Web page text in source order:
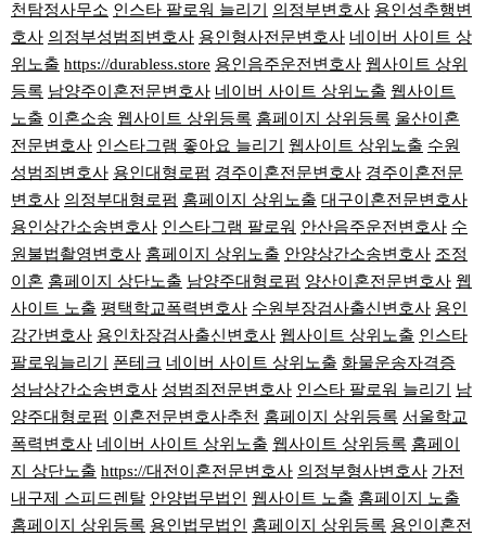
천탐정사무소 인스타 팔로워 늘리기 의정부변호사 용인성추행변
호사 의정부성범죄변호사 용인형사전문변호사 네이버 사이트 상
위노출 https://durabless.store 용인음주운전변호사 웹사이트 상위
등록 남양주이혼전문변호사 네이버 사이트 상위노출 웹사이트
노출 이혼소송 웹사이트 상위등록 홈페이지 상위등록 울산이혼
전문변호사 인스타그램 좋아요 늘리기 웹사이트 상위노출 수원
성범죄변호사 용인대형로펌 경주이혼전문변호사 경주이혼전문
변호사 의정부대형로펌 홈페이지 상위노출 대구이혼전문변호사
용인상간소송변호사 인스타그램 팔로워 안산음주운전변호사 수
원불법촬영변호사 홈페이지 상위노출 안양상간소송변호사 조정
이혼 홈페이지 상단노출 남양주대형로펌 양산이혼전문변호사 웹
사이트 노출 평택학교폭력변호사 수원부장검사출신변호사 용인
강간변호사 용인차장검사출신변호사 웹사이트 상위노출 인스타
팔로워늘리기
폰테크 네이버 사이트 상위노출 화물운송자격증
성남상간소송변호사 성범죄전문변호사 인스타 팔로워 늘리기
남
양주대형로펌 이혼전문변호사추천 홈페이지 상위등록 서울학교
폭력변호사 네이버 사이트 상위노출 웹사이트 상위등록 홈페이
지 상단노출 https://대전이혼전문변호사 의정부형사변호사 가전
내구제 스피드렌탈 안양법무법인 웹사이트 노출 홈페이지 노출
홈페이지 상위등록 용인법무법인 홈페이지 상위등록 용인이혼전